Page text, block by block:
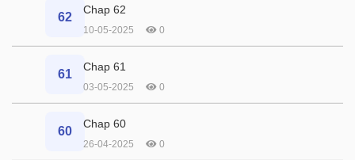
62
Chap 62
10-05-2025 0
61
Chap 61
03-05-2025 0
60
Chap 60
26-04-2025 0